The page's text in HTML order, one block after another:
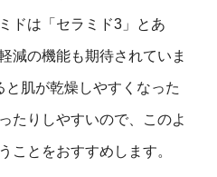
ドは「セラミド3」とあ
減の機能も期待されていま
肌が乾燥しやすくなった
たりしやすいので、このよ
ことをおすすめします。